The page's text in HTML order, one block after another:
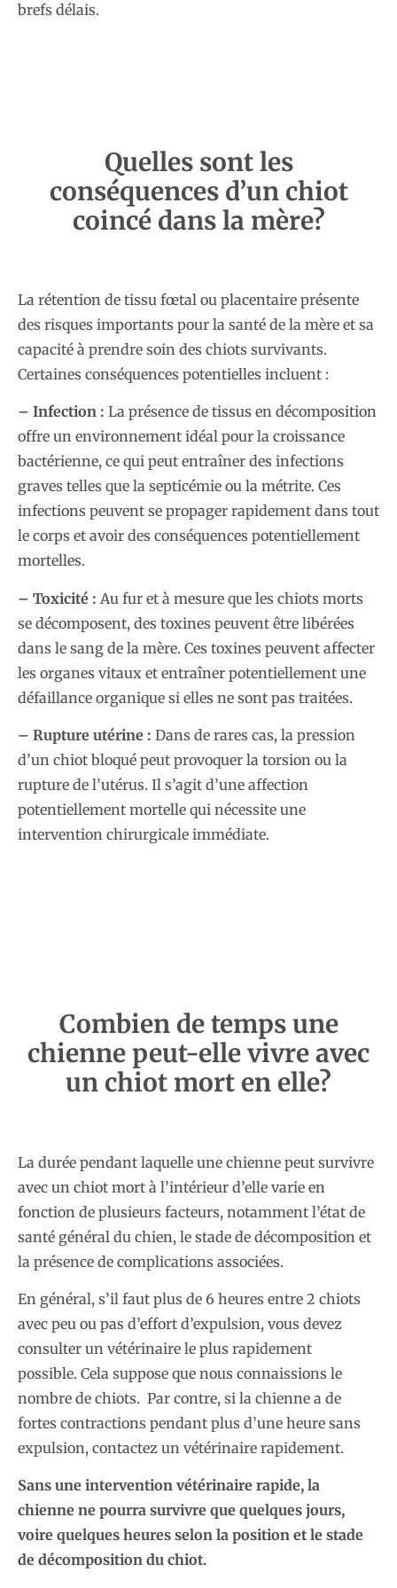
brefs délais.
Quelles sont les
conséquences d’un chiot
coincé dans la mère?
La rétention de tissu fœtal ou placentaire présente
des risques importants pour la santé de la mère et sa
capacité à prendre soin des chiots survivants.
Certaines conséquences potentielles incluent :
– Infection : La présence de tissus en décomposition
offre un environnement idéal pour la croissance
bactérienne, ce qui peut entraîner des infections
graves telles que la septicémie ou la métrite. Ces
infections peuvent se propager rapidement dans tout
le corps et avoir des conséquences potentiellement
mortelles.
– Toxicité : Au fur et à mesure que les chiots morts
se décomposent, des toxines peuvent être libérées
dans le sang de la mère. Ces toxines peuvent affecter
les organes vitaux et entraîner potentiellement une
défaillance organique si elles ne sont pas traitées.
– Rupture utérine : Dans de rares cas, la pression
d’un chiot bloqué peut provoquer la torsion ou la
rupture de l’utérus. Il s’agit d’une affection
potentiellement mortelle qui nécessite une
intervention chirurgicale immédiate.
Combien de temps une
chienne peut-elle vivre avec
un chiot mort en elle?
La durée pendant laquelle une chienne peut survivre
avec un chiot mort à l’intérieur d’elle varie en
fonction de plusieurs facteurs, notamment l’état de
santé général du chien, le stade de décomposition et
la présence de complications associées.
En général, s’il faut plus de 6 heures entre 2 chiots
avec peu ou pas d’effort d’expulsion, vous devez
consulter un vétérinaire le plus rapidement
possible. Cela suppose que nous connaissions le
nombre de chiots. Par contre, si la chienne a de
fortes contractions pendant plus d’une heure sans
expulsion, contactez un vétérinaire rapidement.
Sans une intervention vétérinaire rapide, la
chienne ne pourra survivre que quelques jours,
voire quelques heures selon la position et le stade
de décomposition du chiot.